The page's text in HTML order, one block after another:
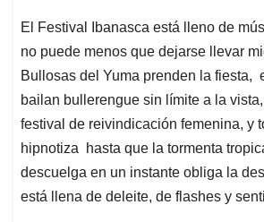
El Festival Ibanasca está lleno de
no puede menos que dejarse llevar
Bullosas del Yuma prenden la fiesta,
bailan bullerengue sin límite a la
festival de reivindicación femenina, y
hipnotiza hasta que la tormenta
descuelga en un instante obliga la
está llena de deleite, de flashes y